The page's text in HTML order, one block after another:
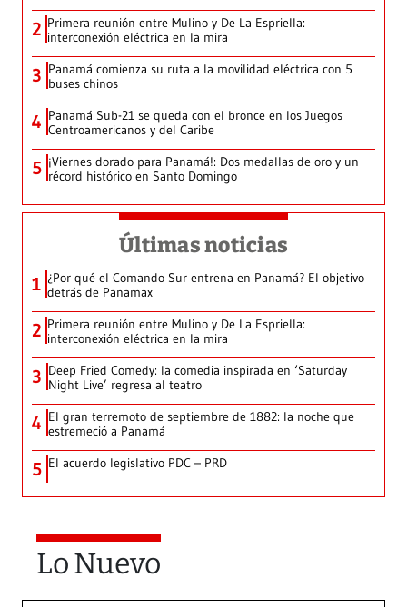
2 Primera reunión entre Mulino y De La Espriella:
interconexión eléctrica en la mira
3 Panamá comienza su ruta a la movilidad eléctrica con 5
buses chinos
4 Panamá Sub-21 se queda con el bronce en los Juegos
Centroamericanos y del Caribe
5 ¡Viernes dorado para Panamá!: Dos medallas de oro y un
récord histórico en Santo Domingo
Últimas noticias
1 ¿Por qué el Comando Sur entrena en Panamá? El objetivo
detrás de Panamax
2 Primera reunión entre Mulino y De La Espriella:
interconexión eléctrica en la mira
3 Deep Fried Comedy: la comedia inspirada en ‘Saturday
Night Live’ regresa al teatro
4 El gran terremoto de septiembre de 1882: la noche que
estremeció a Panamá
5 El acuerdo legislativo PDC – PRD
Lo Nuevo